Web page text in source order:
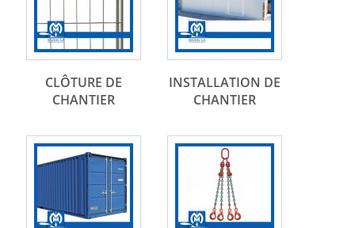
CLÔTURE DE
CHANTIER
INSTALLATION DE
CHANTIER